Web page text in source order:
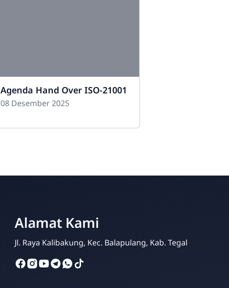
SMK Darussalam Balapulang
Online
Agenda Hand Over ISO-21001
08 Desember 2025
Alamat Kami
Jl. Raya Kalibakung, Kec. Balapulang, Kab. Tegal